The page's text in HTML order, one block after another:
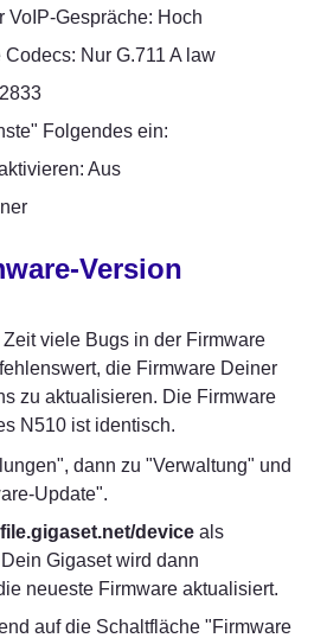
VoIP-Gespräche: Hoch
Nur G.711 A law
Folgendes ein:
Aus
Version
viele Bugs in der Firmware
die Firmware Deiner
zu aktualisieren. Die Firmware
N510 ist identisch.
dann zu "Verwaltung" und
Update".
device als
Gigaset wird dann
neueste Firmware aktualisiert.
auf die Schaltfläche "Firmware